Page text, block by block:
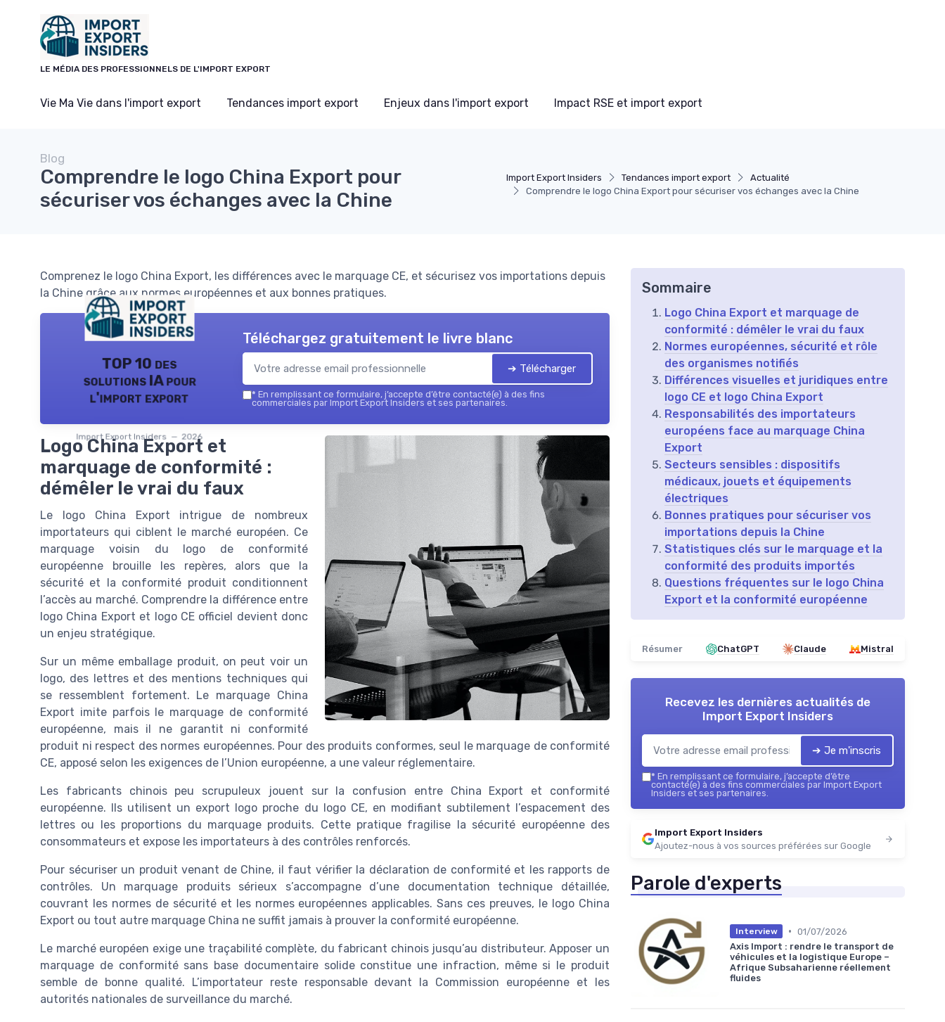
LE MÉDIA DES PROFESSIONNELS DE L'IMPORT EXPORT
Vie Ma Vie dans l'import export Tendances import export Enjeux dans l'import export Impact RSE et import export
Import Export Insiders Tendances import export
Actualité
Comprendre le logo China Export pour sécuriser vos échanges avec la Chine
Blog
Comprendre le logo China Export pour
sécuriser vos échanges avec la Chine
Comprenez le logo China Export, les différences avec le marquage CE, et sécurisez vos importations depuis
la Chine grâce aux normes européennes et aux bonnes pratiques.
TOP 10 des
solutions IA pour
l'import export
Import Export Insiders — 2026
Téléchargez gratuitement le livre blanc
➔ Télécharger
* En remplissant ce formulaire, j’accepte d’être contacté(e) à des fins
commerciales par Import Export Insiders et ses partenaires.
Logo China Export et
marquage de conformité :
démêler le vrai du faux
Le logo China Export intrigue de nombreux
importateurs qui ciblent le marché européen. Ce
marquage voisin du logo de conformité
européenne brouille les repères, alors que la
sécurité et la conformité produit conditionnent
l’accès au marché. Comprendre la différence entre
logo China Export et logo CE officiel devient donc
un enjeu stratégique.
Sur un même emballage produit, on peut voir un
logo, des lettres et des mentions techniques qui
se ressemblent fortement. Le marquage China
Export imite parfois le marquage de conformité
européenne, mais il ne garantit ni conformité
produit ni respect des normes européennes. Pour des produits conformes, seul le marquage de conformité
CE, apposé selon les exigences de l’Union européenne, a une valeur réglementaire.
Les fabricants chinois peu scrupuleux jouent sur la confusion entre China Export et conformité
européenne. Ils utilisent un export logo proche du logo CE, en modifiant subtilement l’espacement des
lettres ou les proportions du marquage produits. Cette pratique fragilise la sécurité européenne des
consommateurs et expose les importateurs à des contrôles renforcés.
Pour sécuriser un produit venant de Chine, il faut vérifier la déclaration de conformité et les rapports de
contrôles. Un marquage produits sérieux s’accompagne d’une documentation technique détaillée,
couvrant les normes de sécurité et les normes européennes applicables. Sans ces preuves, le logo China
Export ou tout autre marquage China ne suffit jamais à prouver la conformité européenne.
Le marché européen exige une traçabilité complète, du fabricant chinois jusqu’au distributeur. Apposer un
marquage de conformité sans base documentaire solide constitue une infraction, même si le produit
semble de bonne qualité. L’importateur reste responsable devant la Commission européenne et les
autorités nationales de surveillance du marché.
Sommaire
Logo China Export et marquage de
conformité : démêler le vrai du faux
Normes européennes, sécurité et rôle
des organismes notifiés
Différences visuelles et juridiques entre
logo CE et logo China Export
Responsabilités des importateurs
européens face au marquage China
Export
Secteurs sensibles : dispositifs
médicaux, jouets et équipements
électriques
Bonnes pratiques pour sécuriser vos
importations depuis la Chine
Statistiques clés sur le marquage et la
conformité des produits importés
Questions fréquentes sur le logo China
Export et la conformité européenne
Résumer ChatGPT Claude Mistral
Recevez les dernières actualités de
Import Export Insiders
➔ Je m'inscris
* En remplissant ce formulaire, j’accepte d’être
contacté(e) à des fins commerciales par Import Export
Insiders et ses partenaires.
Import Export Insiders
Ajoutez-nous à vos sources préférées sur Google
Parole d'experts
Interview • 01/07/2026
Axis Import : rendre le transport de
véhicules et la logistique Europe –
Afrique Subsaharienne réellement
fluides